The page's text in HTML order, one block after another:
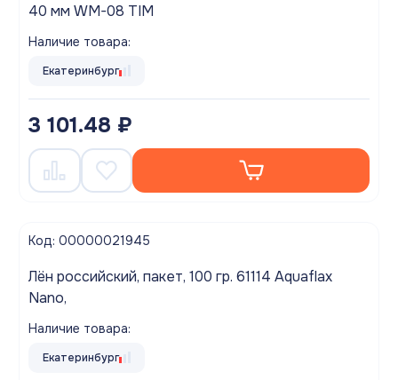
40 мм WM-08 TIM
Наличие товара:
Екатеринбург
3 101.48 ₽
Код: 00000021945
Лён российский, пакет, 100 гр. 61114 Aquaflax
Nano,
Наличие товара:
Екатеринбург